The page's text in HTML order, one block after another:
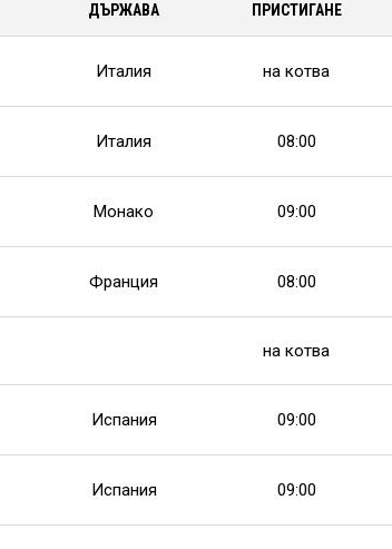
ДЪРЖАВА ПРИСТИГАНЕ
Италия на котва
Италия 08:00
Монако 09:00
Франция 08:00
на котва
Испания 09:00
Испания 09:00